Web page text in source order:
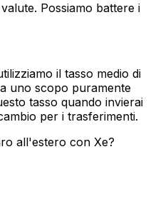
Possiamo battere i
il tasso medio di
uno scopo puramente
tasso quando invierai
per i trasferimenti.
all'estero con Xe?